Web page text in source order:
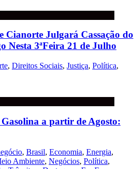
Cianorte Julgará Cassação do
Nesta 3ªFeira 21 de Julho
, Direitos Sociais, Justiça, Política,
a partir de Agosto:
, Brasil, Economia, Energia,
Ambiente, Negócios, Política,